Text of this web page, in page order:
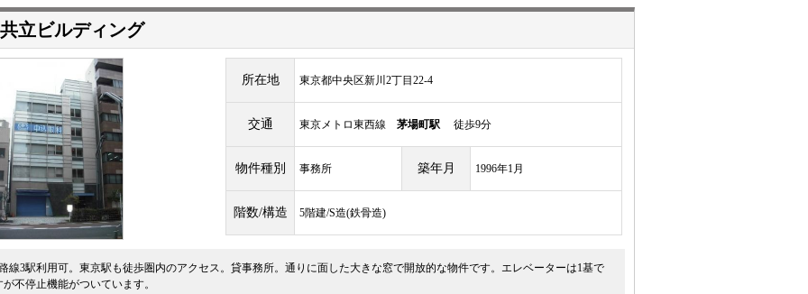
立ビルディング
所在地 東京都中央区新川2丁目22-4
交通 東京メトロ東西線 茅場町駅 徒歩9分
物件種別 事務所 築年月 1996年1月
階数/構造 5階建/S造(鉄骨造)
線3駅利用可。東京駅も徒歩圏内のアクセス。貸事務所。通りに面した大きな窓で開放的な物件です。エレベーターは1基で
が不停止機能がついています。